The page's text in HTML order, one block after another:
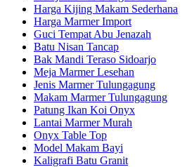
Harga Kijing Makam Sederhana
Harga Marmer Import
Guci Tempat Abu Jenazah
Batu Nisan Tancap
Bak Mandi Teraso Sidoarjo
Meja Marmer Lesehan
Jenis Marmer Tulungagung
Makam Marmer Tulungagung
Patung Ikan Koi Onyx
Lantai Marmer Murah
Onyx Table Top
Model Makam Bayi
Kaligrafi Batu Granit